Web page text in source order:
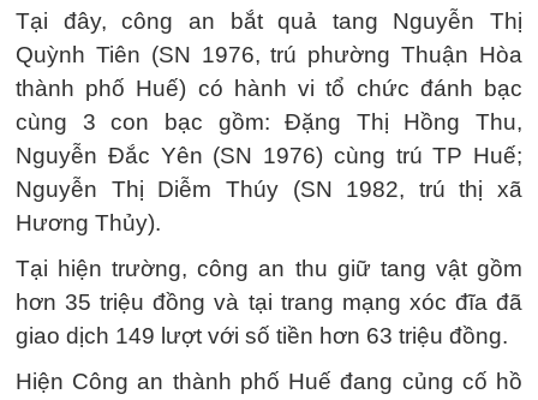
Tại đây, công an bắt quả tang Nguyễn Thị
Quỳnh Tiên (SN 1976, trú phường Thuận Hòa
thành phố Huế) có hành vi tổ chức đánh bạc
cùng 3 con bạc gồm: Đặng Thị Hồng Thu,
Nguyễn Đắc Yên (SN 1976) cùng trú TP Huế;
Nguyễn Thị Diễm Thúy (SN 1982, trú thị xã
Hương Thủy).
Tại hiện trường, công an thu giữ tang vật gồm
hơn 35 triệu đồng và tại trang mạng xóc đĩa đã
giao dịch 149 lượt với số tiền hơn 63 triệu đồng.
Hiện Công an thành phố Huế đang củng cố hồ